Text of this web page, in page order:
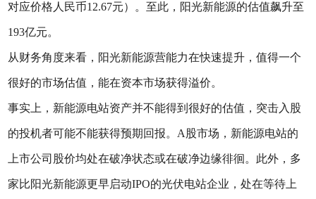
对应价格人民币12.67元）。至此，阳光新能源的估值飙升至
193亿元。
从财务角度来看，阳光新能源营能力在快速提升，值得一个
很好的市场估值，能在资本市场获得溢价。
事实上，新能源电站资产并不能得到很好的估值，突击入股
的投机者可能不能获得预期回报。A股市场，新能源电站的
上市公司股价均处在破净状态或在破净边缘徘徊。此外，多
家比阳光新能源更早启动IPO的光伏电站企业，处在等待上